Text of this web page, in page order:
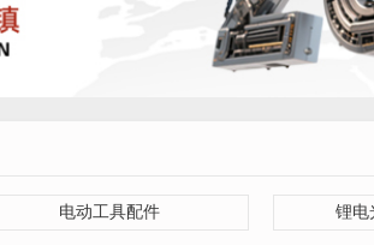
电动工具配件 锂电